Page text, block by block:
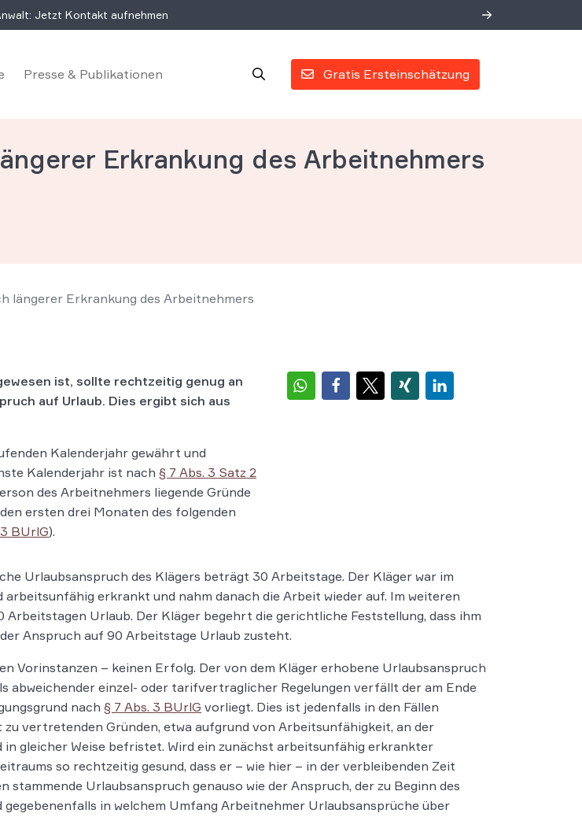
Jetzt Kontakt aufnehmen
Gratis Ersteinschätzung
Presse & Publikationen
Erkrankung des Arbeitnehmers
längerer Erkrankung des Arbeitnehmers
ist, sollte rechtzeitig genug an
auf Urlaub. Dies ergibt sich aus
Kalenderjahr gewährt und
Kalenderjahr ist nach § 7 Abs. 3 Satz 2
des Arbeitnehmers liegende Gründe
ersten drei Monaten des folgenden
BUrlG).
Urlaubsanspruch des Klägers beträgt 30 Arbeitstage. Der Kläger war im
erkrankt und nahm danach die Arbeit wieder auf. Im weiteren
Urlaub. Der Kläger begehrt die gerichtliche Feststellung, dass ihm
Anspruch auf 90 Arbeitstage Urlaub zusteht.
Vorinstanzen – keinen Erfolg. Der von dem Kläger erhobene Urlaubsanspruch
abweichender einzel- oder tarifvertraglicher Regelungen verfällt der am Ende
nach § 7 Abs. 3 BUrlG vorliegt. Dies ist jedenfalls in den Fällen
vertretenden Gründen, etwa aufgrund von Arbeitsunfähigkeit, an der
gleicher Weise befristet. Wird ein zunächst arbeitsunfähig erkrankter
so rechtzeitig gesund, dass er – wie hier – in der verbleibenden Zeit
Urlaubsanspruch genauso wie der Anspruch, der zu Beginn des
in welchem Umfang Arbeitnehmer Urlaubsansprüche über